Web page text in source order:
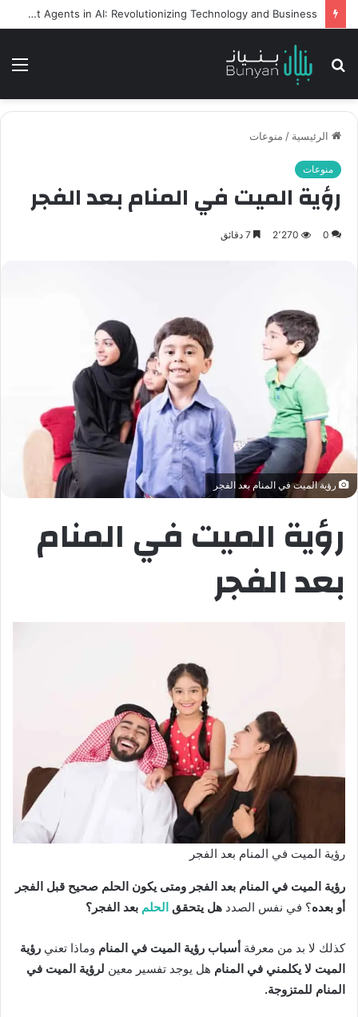
Intelligent Agents in AI: Revolutionizing Technology and Business
بحث
الرئيسية / منوعات
منوعات
رؤية الميت في المنام بعد الفجر
0 2٬270
رؤية الميت في المنام بعد الفجر
رؤية الميت في المنام
بعد الفجر
رؤية الميت في المنام بعد الفجر
رؤية الميت في المنام بعد الفجر ومتى يكون الحلم صحيح قبل الفجر
أو بعده؟ في نفس الصدد هل يتحقق الحلم بعد الفجر؟
كذلك لا بد من معرفة أسباب رؤية الميت في المنام وماذا تعني رؤية
الميت لا يكلمني في المنام هل يوجد تفسير معين لرؤية الميت في
المنام للمتزوجة.